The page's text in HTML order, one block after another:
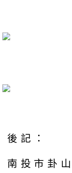
後記：
南投市卦